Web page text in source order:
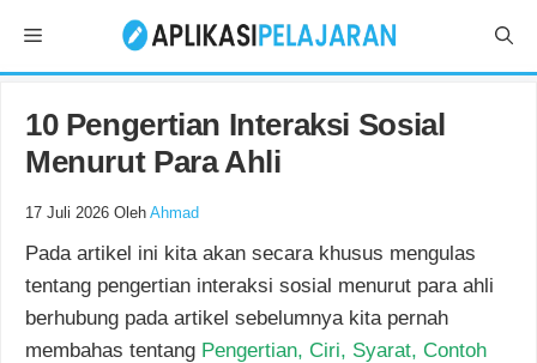
isi
Menu
10 Pengertian Interaksi Sosial
Menurut Para Ahli
17 Juli 2026 Oleh Ahmad
Pada artikel ini kita akan secara khusus mengulas
tentang pengertian interaksi sosial menurut para ahli
berhubung pada artikel sebelumnya kita pernah
membahas tentang Pengertian, Ciri, Syarat, Contoh